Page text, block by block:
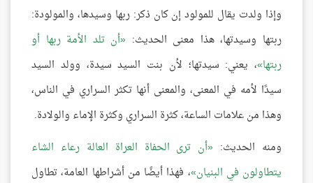
وإذا ولدت يقال للمولود إن كان ذكر: ربها وسيدها، والمولودة:
ربتها وسيدتها، هذا معنى الحديث:
أن تلد الأمة ربها أو
ربتها ، يعني: سيدتها؛ لأن بنت السيد سيدة، وولد السيد
سيدًا لأمه في المعنى، والمعنى أنها تكثر السراري في الناس،
وهذا من علامات الساعة، كثرة السراري وكثرة الإماء والولادة.
ومنه الحديث:
أن ترى الحفاة العراة العالة رعاء الشاء
يتطاولون في البنيان ، فهذا أيضًا من أشراطها العامة، تطاول